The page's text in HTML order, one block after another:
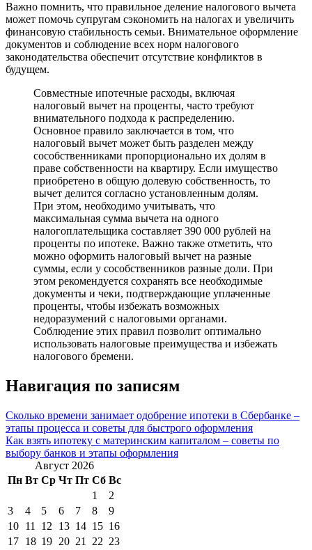
Важно помнить, что правильное деление налогового вычета
может помочь супругам сэкономить на налогах и увеличить
финансовую стабильность семьи. Внимательное оформление
документов и соблюдение всех норм налогового
законодательства обеспечит отсутствие конфликтов в
будущем.
Совместные ипотечные расходы, включая
налоговый вычет на проценты, часто требуют
внимательного подхода к распределению.
Основное правило заключается в том, что
налоговый вычет может быть разделен между
сособственниками пропорционально их долям в
праве собственности на квартиру. Если имущество
приобретено в общую долевую собственность, то
вычет делится согласно установленным долям.
При этом, необходимо учитывать, что
максимальная сумма вычета на одного
налогоплательщика составляет 390 000 рублей на
проценты по ипотеке. Важно также отметить, что
можно оформить налоговый вычет на разные
суммы, если у сособственников разные доли. При
этом рекомендуется сохранять все необходимые
документы и чеки, подтверждающие уплаченные
проценты, чтобы избежать возможных
недоразумений с налоговыми органами.
Соблюдение этих правил позволит оптимально
использовать налоговые преимущества и избежать
налогового бремени.
Навигация по записям
Сколько времени занимает одобрение ипотеки в Сбербанке –
этапы процесса и советы для быстрого оформления
Как взять ипотеку с материнским капиталом – советы по
выбору банков и этапы оформления
Август 2026
Пн Вт Ср Чт Пт Сб Вс
1
2
3
4 5 6 7 8
9
10 11 12 13 14 15 16
17 18 19 20 21 22 23